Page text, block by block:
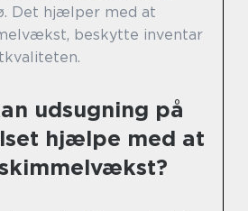
Det hjælper med at
beskytte inventar
udsugning på
hjælpe med at